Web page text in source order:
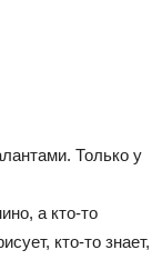
Только у
а кто-то
кто-то знает,